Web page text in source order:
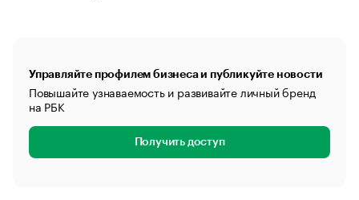
Управляйте профилем бизнеса и публикуйте новости
Повышайте узнаваемость и развивайте личный бренд
на РБК
Получить доступ